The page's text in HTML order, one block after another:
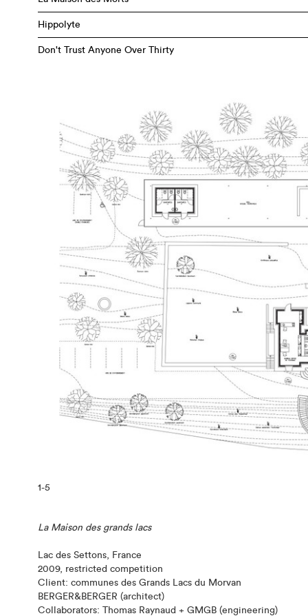
Hippolyte
Don't Trust Anyone Over Thirty
1-5
La Maison des grands lacs
Lac des Settons, France
2009, restricted competition
Client: communes des Grands Lacs du Morvan
BERGER&BERGER (architect)
Collaborators: Thomas Raynaud + GMGB (engineering)